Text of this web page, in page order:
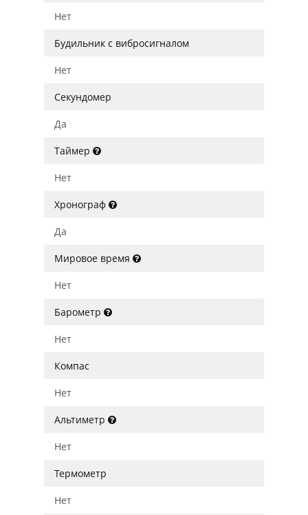
Нет
Будильник с вибросигналом
Нет
Секундомер
Да
Таймер
Нет
Хронограф
Да
Мировое время
Нет
Барометр
Нет
Компас
Нет
Альтиметр
Нет
Термометр
Нет